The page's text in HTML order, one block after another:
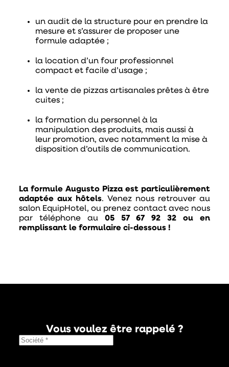
un audit de la structure pour en prendre la
mesure et s’assurer de proposer une
formule adaptée ;
la location d’un four professionnel
compact et facile d’usage ;
la vente de pizzas artisanales prêtes à être
cuites ;
la formation du personnel à la
manipulation des produits, mais aussi à
leur promotion, avec notamment la mise à
disposition d’outils de communication.
La formule Augusto Pizza est particulièrement
adaptée aux hôtels. Venez nous retrouver au
salon EquipHotel, ou prenez contact avec nous
par téléphone au 05 57 67 92 32 ou en
remplissant le formulaire ci-dessous !
Vous voulez être rappelé ?